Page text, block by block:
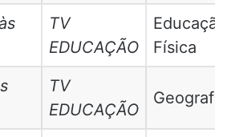
TV
EDUCAÇÃO
Educação
Física
TV
EDUCAÇÃO
Geografia